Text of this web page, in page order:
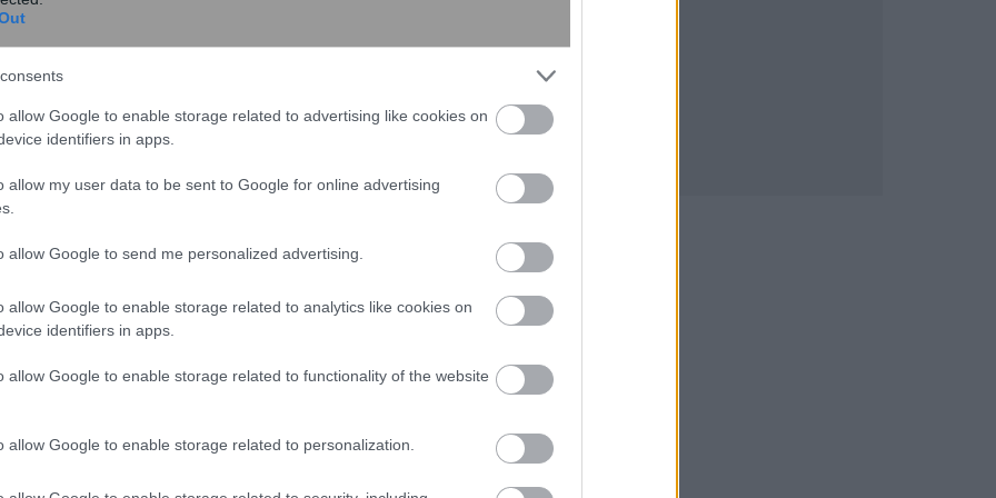
allow Google to enable storage related to advertising like cookies on
identifiers in apps.
allow my user data to be sent to Google for online advertising
allow Google to send me personalized advertising.
allow Google to enable storage related to analytics like cookies on
identifiers in apps.
allow Google to enable storage related to functionality of the website
allow Google to enable storage related to personalization.
σύμφωνία
και ο Έλληνας πρωθυπουργός Κυριάκος
Λαϊκού Κόμματος που πραγματοποιήθηκε
η Ελλάδα προσέρχεται συνοψίζοντας τις
κυβερνητικός εκπρόσωπος Στέλιος Πέτσας:
που πρότεινε η Ευρωπαϊκή Επιτροπή.
την Επιτροπή αναλογία επιχορηγήσεων και
να είναι επιχορηγήσεις και όχι ο δανεισμός,
προϋποθέσεις για την ενίσχυση μέσω του
στις συνθήκες και στο Σύμφωνο
Ο κ. Πέτσας ξεκαθάρισε ότι αναφορικά με το
τόσο οι αρχικές όσο και οι συμβιβαστικές
για την Ελλάδα. Ενόψει της Συνόδου Κορυφής, ο
με τον πρόεδρο του Συμβουλίου Σαρλ
θέσεις και τόνισε ότι «μετά το τέλος της
μας χωρίς μία λύση κοινής αποδοχής».